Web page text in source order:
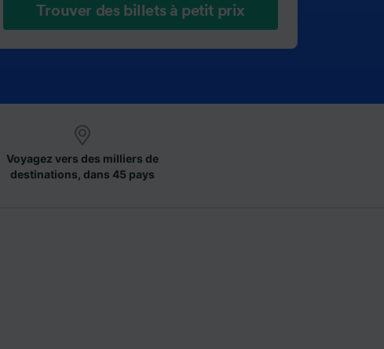
Trouver des billets à petit prix
Voyagez vers des milliers de
destinations, dans 45 pays